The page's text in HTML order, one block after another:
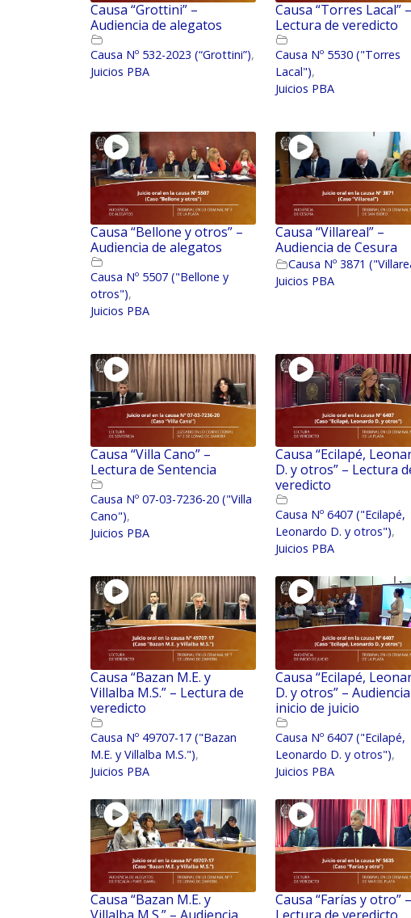
Causa “Grottini” –
Audiencia de alegatos
Causa Nº 532-2023 (“Grottini”),
Juicios PBA
Causa “Torres Lacal” –
Lectura de veredicto
Causa Nº 5530 ("Torres
Lacal"),
Juicios PBA
Causa “Bellone y otros” –
Audiencia de alegatos
Causa Nº 5507 ("Bellone y
otros"),
Juicios PBA
Causa “Villareal” –
Audiencia de Cesura
Causa Nº 3871
Juicios PBA
Causa “Villa Cano” –
Lectura de Sentencia
Causa Nº 07-03-7236-20 ("Villa
Cano"),
Juicios PBA
Causa “Ecilapé,
D. y otros” – Lectura
veredicto
Causa Nº 6407 ("Ecilapé,
Leonardo D. y otros"),
Juicios PBA
Causa “Bazan M.E. y
Villalba M.S.” – Lectura de
veredicto
Causa Nº 49707-17 ("Bazan
M.E. y Villalba M.S."),
Juicios PBA
Causa “Ecilapé,
D. y otros” –
inicio de juicio
Causa Nº 6407 ("Ecilapé,
Leonardo D. y otros"),
Juicios PBA
Causa “Bazan M.E. y
Causa “Farías y otro” –